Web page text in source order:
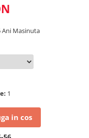
Masinuta
1
in cos